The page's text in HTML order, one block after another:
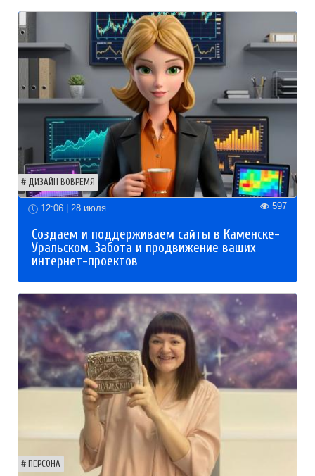
ДИЗАЙН ВОВРЕМЯ
12:06 | 28 июля 597
Создаем и поддерживаем сайты в Каменске-
Уральском. Забота и продвижение ваших
интернет-проектов
ПЕРСОНА